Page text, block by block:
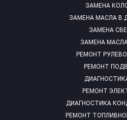
ЗАМЕНА
ЗАМЕНА МАСЛА В
ЗАМЕНА
ЗАМЕНА
РЕМОНТ
РЕМОНТ
РЕМОНТ
ДИАГНОСТИКА
РЕМОНТ